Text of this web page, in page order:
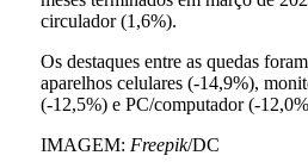
circulador (1,6%).
Os destaques entre as quedas
aparelhos celulares (-14,9%),
(-12,5%) e PC/computador (-
IMAGEM: Freepik/DC